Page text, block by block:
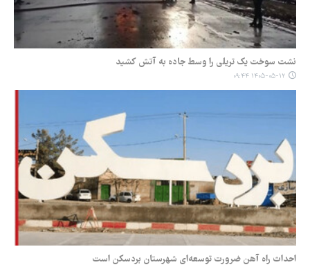
نشت سوخت یک تریلی را وسط جاده به آتش کشید
۱۴۰۵-۰۵-۱۲ ۰۹:۴۴
احداث راه آهن ضرورت توسعه‌ای شهرستان بردسکن است